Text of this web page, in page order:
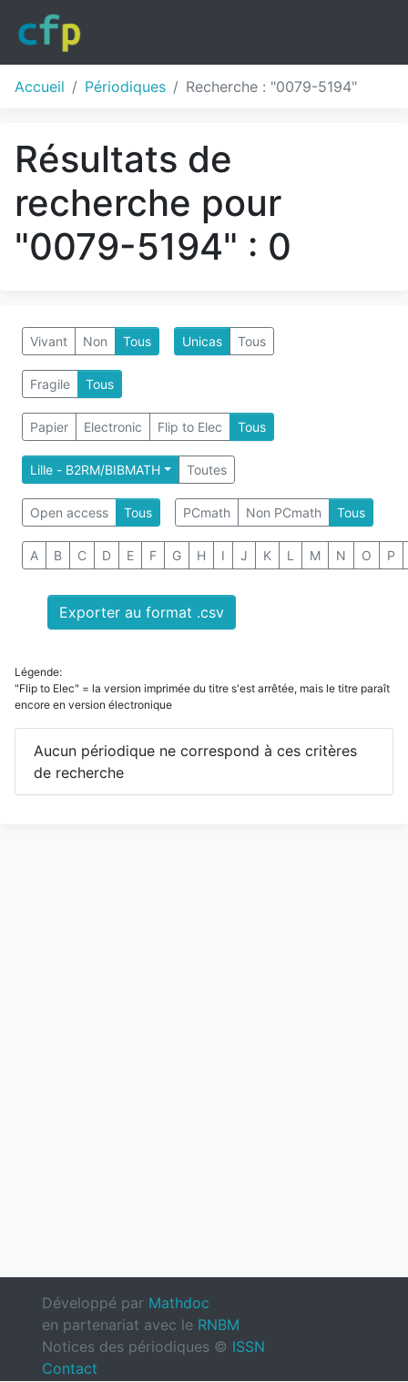
Accueil Périodiques Recherche : "0079-5194"
Résultats de
recherche pour
"0079-5194" : 0
Vivant Non Tous Unicas Tous
Fragile Tous
Papier Electronic Flip to Elec Tous
Lille - B2RM/BIBMATH Toutes
Open access Tous PCmath Non PCmath Tous
A B C D E F G H I J K L M N O P
Exporter au format .csv
Légende:
"Flip to Elec" = la version imprimée du titre s'est arrêtée, mais le titre paraît
encore en version électronique
Aucun périodique ne correspond à ces critères
de recherche
Développé par Mathdoc
en partenariat avec le RNBM
Notices des périodiques © ISSN
Contact